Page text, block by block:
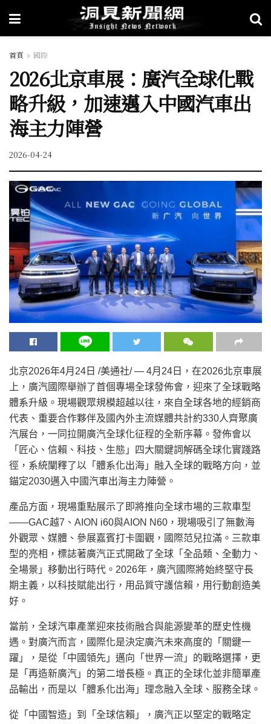
首頁 國際
2026北京車展：廣汽全球化戰
略升級，加速邁入中國汽車出
海主力陣營
2026-04-24
北京2026年4月24日 /美通社/ — 4月24日，在2026北京車展
上，廣汽國際舉辦了首個專場全球發佈會，迎來了全球戰略
體系升級。現場觀眾規模超越以往，來自全球各地的經銷商
代表、重要合作夥伴及國內外主流媒體共計約330人齊聚廣
汽展台，一同拉開廣汽全球化征程的全新序幕。發佈會以
「匠心、信賴、科技、生態」四大關鍵詞解碼全球化實踐路
徑，系統闡釋了以「體系化出海」融入全球的戰略方向，並
錨定2030邁入中國汽車出海主力陣營。
產品方面，現場重點展示了即將推向全球市場的三款車型
——GAC越7、AION i60與AION N60，現場吸引了無數海
外觀眾、媒體、參展嘉賓打卡圍觀，國際范兒拉滿。三款車
型的亮相，標誌著廣汽正式開啟了全球「全品類、全動力、
全場景」移動出行時代。2026年，廣汽國際將始終堅守長
期主義，以科技賦能出行，用品質守護信賴，用行動創造美
好。
當前，全球汽車產業迎來技術融合與能源變革的歷史性機
遇。對廣汽而言，國際化是決定廣汽未來高度的「關鍵一
躍」，是從「中國領先」邁向「世界一流」的戰略選擇，更
是「再造新廣汽」的第二增長極。真正的全球化並非簡單產
品輸出，而是以「體系化出海」理念融入全球、服務全球。
從「中國智造」到「全球信賴」，廣汽正以堅定的戰略定